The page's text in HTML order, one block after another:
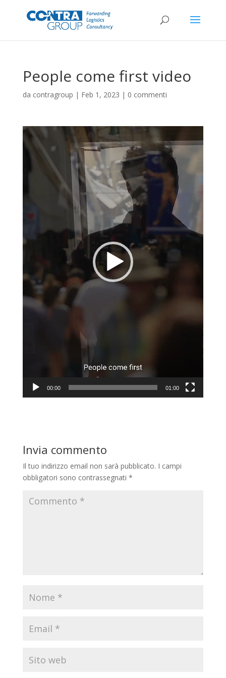
People come first video
da contragroup | Feb 1, 2023 | 0 commenti
Video
Player
00:00 01:00
Invia commento
Il tuo indirizzo email non sarà pubblicato. I campi
obbligatori sono contrassegnati *